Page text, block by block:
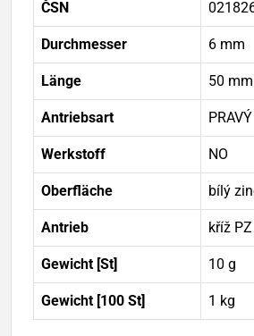
ČSN
Durchmesser 6 mm
Länge 50 mm
Antriebsart PRAVÝ
Werkstoff NO
Oberfläche bílý
Antrieb kříž PZ
Gewicht [St] 10 g
Gewicht [100 St] 1 kg